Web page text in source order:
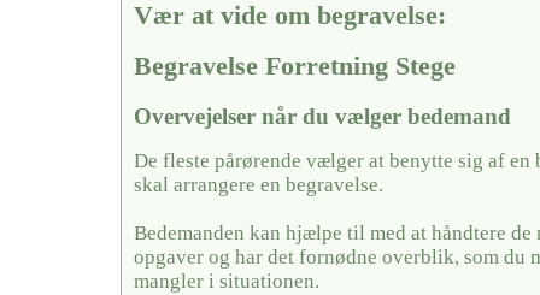
Vær at vide om begravelse:
Begravelse Forretning Stege
Overvejelser når du vælger bedemand
De fleste pårørende vælger at benytte sig af en
skal arrangere en begravelse.
Bedemanden kan hjælpe til med at håndtere de
opgaver og har det fornødne overblik, som du
mangler i situationen.